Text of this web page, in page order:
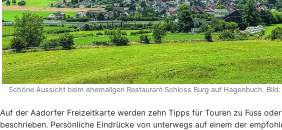
Schöne Aussicht beim ehemaligen Restaurant Schloss Burg auf Hagenbuch.
Auf der Aadorfer Freizeitkarte werden zehn Tipps für Touren zu Fuss
beschrieben. Persönliche Eindrücke von unterwegs auf einem der